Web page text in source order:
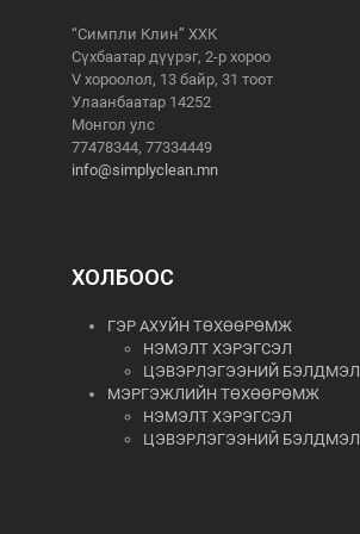
“Симпли Клин” ХХК
Сүхбаатар дүүрэг, 2-р хороо
V хороолол, 13 байр, 31 тоот
Улаанбаатар 14252
Монгол улс
77478344, 77334449
info@simplyclean.mn
ХОЛБООС
ГЭР АХУЙН ТӨХӨӨРӨМЖ
НЭМЭЛТ ХЭРЭГСЭЛ
ЦЭВЭРЛЭГЭЭНИЙ БЭЛДМЭЛ
МЭРГЭЖЛИЙН ТӨХӨӨРӨМЖ
НЭМЭЛТ ХЭРЭГСЭЛ
ЦЭВЭРЛЭГЭЭНИЙ БЭЛДМЭЛ